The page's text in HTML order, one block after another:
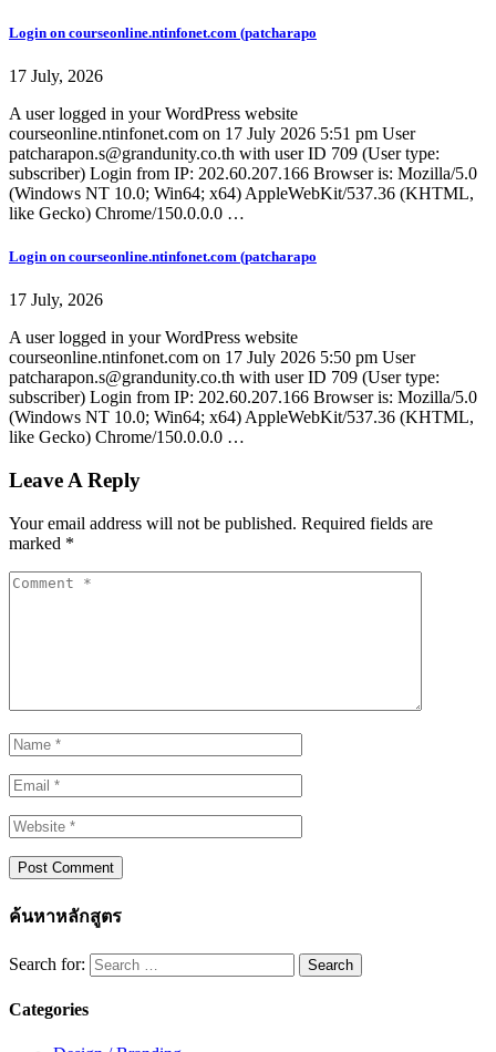
Login on courseonline.ntinfonet.com (patcharapo
17 July, 2026
A user logged in your WordPress website
courseonline.ntinfonet.com on 17 July 2026 5:51 pm User
patcharapon.s@grandunity.co.th with user ID 709 (User type:
subscriber) Login from IP: 202.60.207.166 Browser is: Mozilla/5.0
(Windows NT 10.0; Win64; x64) AppleWebKit/537.36 (KHTML,
like Gecko) Chrome/150.0.0.0 …
Login on courseonline.ntinfonet.com (patcharapo
17 July, 2026
A user logged in your WordPress website
courseonline.ntinfonet.com on 17 July 2026 5:50 pm User
patcharapon.s@grandunity.co.th with user ID 709 (User type:
subscriber) Login from IP: 202.60.207.166 Browser is: Mozilla/5.0
(Windows NT 10.0; Win64; x64) AppleWebKit/537.36 (KHTML,
like Gecko) Chrome/150.0.0.0 …
Leave A Reply
Your email address will not be published. Required fields are
marked *
ค้นหาหลักสูตร
Search for:
Categories